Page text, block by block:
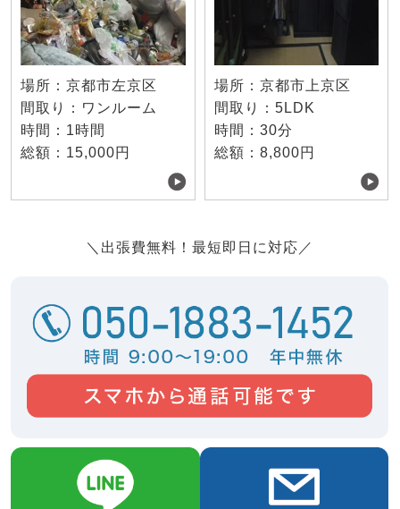
場所：京都市左京区
間取り：ワンルーム
時間：1時間
総額：15,000円
場所：京都市上京区
間取り：5LDK
時間：30分
総額：8,800円
＼出張費無料！最短即日に対応／